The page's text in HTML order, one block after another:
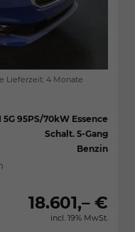
Lieferzeit: 4 Monate
5G 95PS/70kW Essence
Schalt. 5-Gang
Benzin
18.601,– €
incl. 19% MwSt.